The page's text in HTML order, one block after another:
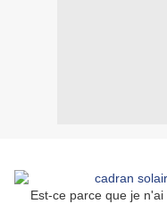
Est-ce parce que je